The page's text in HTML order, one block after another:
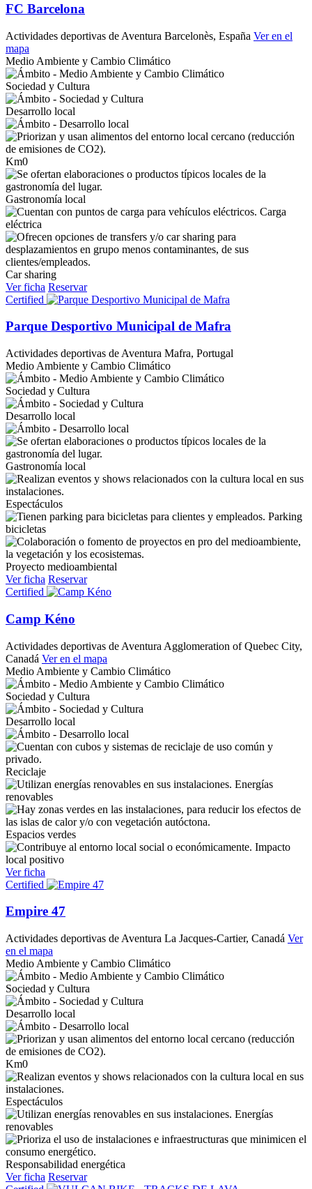
FC Barcelona
Actividades deportivas de Aventura Barcelonès, España Ver en el
mapa
Medio Ambiente y Cambio Climático
Sociedad y Cultura
Desarrollo local
Km0
Gastronomía local
Carga
eléctrica
Car sharing
Ver ficha Reservar
Certified
Parque Desportivo Municipal de Mafra
Actividades deportivas de Aventura Mafra, Portugal
Medio Ambiente y Cambio Climático
Sociedad y Cultura
Desarrollo local
Gastronomía local
Espectáculos
Parking
bicicletas
Proyecto medioambiental
Ver ficha Reservar
Certified
Camp Kéno
Actividades deportivas de Aventura Agglomeration of Quebec City,
Canadá Ver en el mapa
Medio Ambiente y Cambio Climático
Sociedad y Cultura
Desarrollo local
Reciclaje
Energías
renovables
Espacios verdes
Impacto
local positivo
Ver ficha
Certified
Empire 47
Actividades deportivas de Aventura La Jacques-Cartier, Canadá Ver
en el mapa
Medio Ambiente y Cambio Climático
Sociedad y Cultura
Desarrollo local
Km0
Espectáculos
Energías
renovables
Responsabilidad energética
Ver ficha Reservar